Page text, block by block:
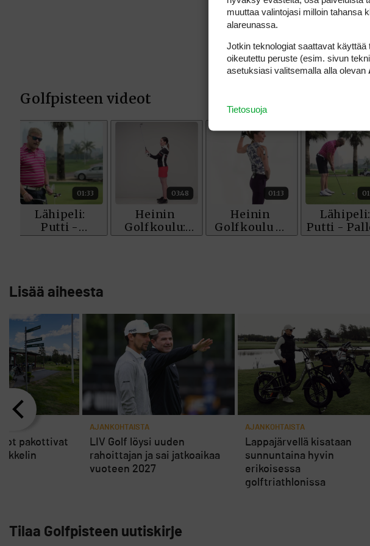
Lisää aiheesta
AJANKOHTAISTA
Lappajärvellä kisataan
sunnuntaina hyvin
erikoisessa
golftriathlonissa
pakottivat
AJANKOHTAISTA
LIV Golf löysi uuden
rahoittajan ja sai jatkoaikaa
vuoteen 2027
Tilaa Golfpisteen uutiskirje
muuttaa valintojasi milloin tahansa
alareunassa.
Jotkin teknologiat saattavat
oikeutettu peruste (esim. sivun
asetuksiasi valitsemalla alla olevan
Tietosuoja